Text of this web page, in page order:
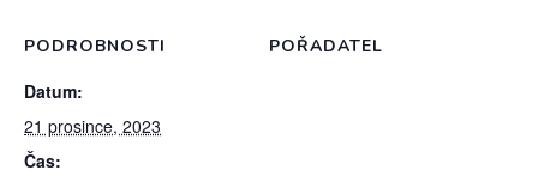
PODROBNOSTI
Datum:
21 prosince, 2023
Čas:
POŘADATEL